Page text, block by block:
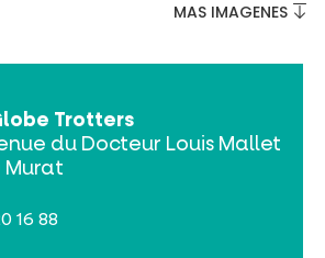
de entradas en línea
MAS IMAGENES
Trotters
du Docteur Louis Mallet
Murat
16 88